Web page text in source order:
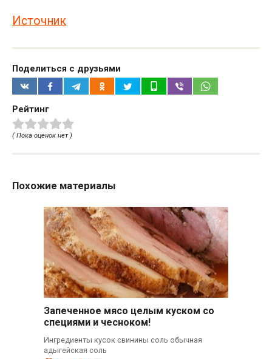
Источник
Поделиться с друзьями
Рейтинг
( Пока оценок нет )
Похожие материалы
Запеченное мясо целым куском со
специями и чесноком!
Ингредиенты кусок свинины соль обычная
адыгейская соль